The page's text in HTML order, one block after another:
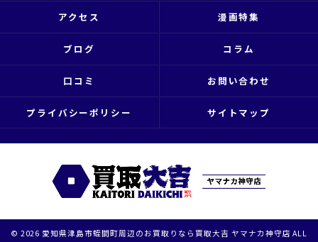
アクセス 漫画特集
ブログ コラム
口コミ お問い合わせ
プライバシーポリシー サイトマップ
© 2026 愛知県津島市蛭間町周辺のお買取りなら買取大吉 ヤマナカ神守店 ALL